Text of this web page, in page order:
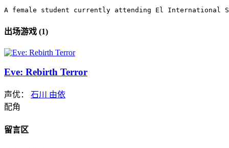
A female student currently attending El International
出场游戏 (1)
Eve: Rebirth Terror
声优： 石川 由依
配角
留言区